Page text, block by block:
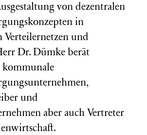
von dezentralen
in
Verteilernetzen und
Dr. Dümke berät
kommunale
und
aber auch Vertreter